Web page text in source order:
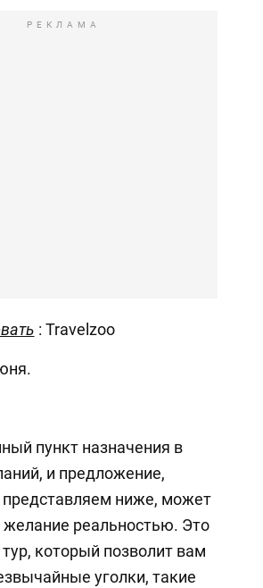
РЕКЛАМА
: Travelzoo
пункт назначения в
и предложение,
ниже, может
желание реальностью. Это
который позволит вам
уголки, такие